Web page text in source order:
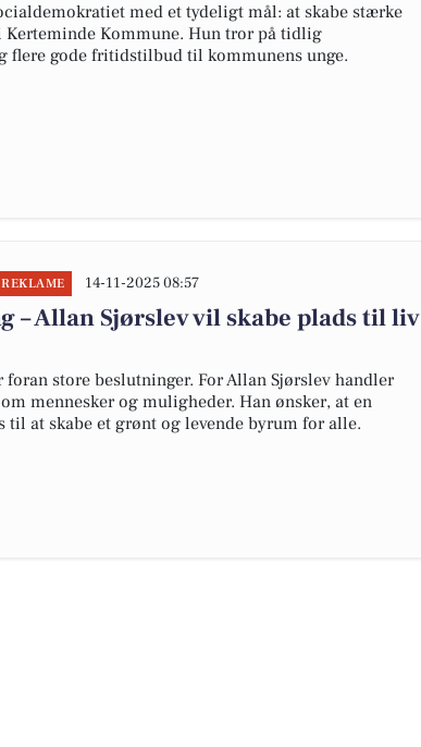
med et tydeligt mål: at skabe stærke
Kommune. Hun tror på tidlig
flere gode fritidstilbud til kommunens unge.
14-11-2025 08:57
– Allan Sjørslev vil skabe plads til liv
store beslutninger. For Allan Sjørslev handler
mennesker og muligheder. Han ønsker, at en
til at skabe et grønt og levende byrum for alle.